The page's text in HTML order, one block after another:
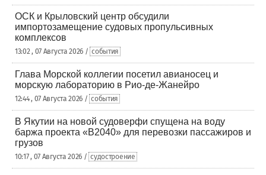
ОСК и Крыловский центр обсудили
импортозамещение судовых пропульсивных
комплексов
13:02 , 07 Августа 2026 / события
Глава Морской коллегии посетил авианосец и
морскую лабораторию в Рио-де-Жанейро
12:44 , 07 Августа 2026 / события
В Якутии на новой судоверфи спущена на воду
баржа проекта «В2040» для перевозки пассажиров и
грузов
10:17 , 07 Августа 2026 / судостроение